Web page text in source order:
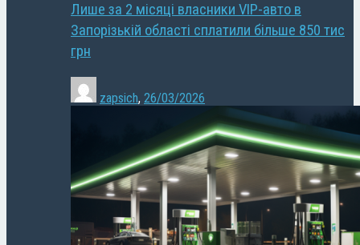
Лише за 2 місяці власники VIP-авто в
Запорізькій області сплатили більше 850 тис
грн
zapsich, 26/03/2026